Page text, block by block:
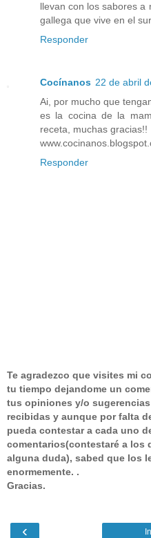
llevan con los sabores a
gallega que vive en el
Responder
Cocínanos 22 de abril
Ai, por mucho que
es la cocina de la
receta, muchas gracias!!
Responder
Te agradezco que visites mi
tu tiempo dejandome un
tus opiniones y/o
recibidas y aunque por falta
pueda contestar a cada uno
comentarios(contestaré a los
alguna duda), sabed que los
enormemente. .
Gracias.
‹